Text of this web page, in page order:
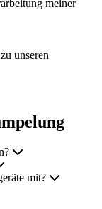
meiner
unseren
mit?